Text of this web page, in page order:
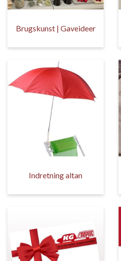
Brugskunst | Gaveideer
Indretning altan